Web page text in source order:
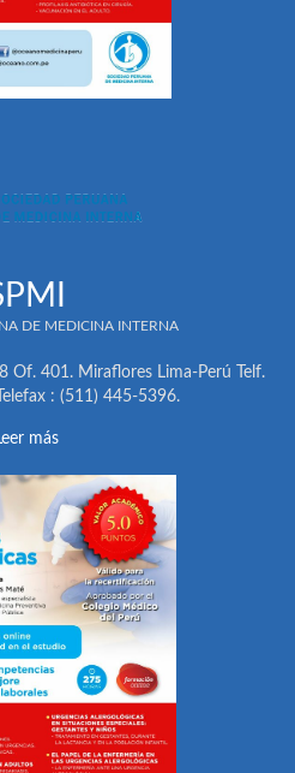
DE MEDICINA INTERNA
Of. 401. Miraflores Lima-Perú Telf.
: (511) 445-5396.
más